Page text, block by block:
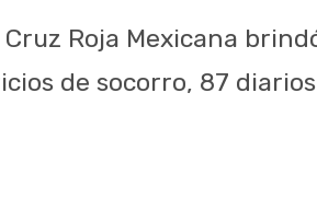
Roja Mexicana
de socorro, 87